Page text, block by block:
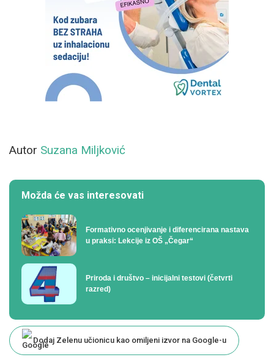
Autor Suzana Miljković
Možda će vas interesovati
Formativno ocenjivanje i diferencirana nastava
u praksi: Lekcije iz OŠ „Čegar“
Priroda i društvo – inicijalni testovi (četvrti
razred)
Dodaj Zelenu učionicu kao omiljeni izvor na Google-u